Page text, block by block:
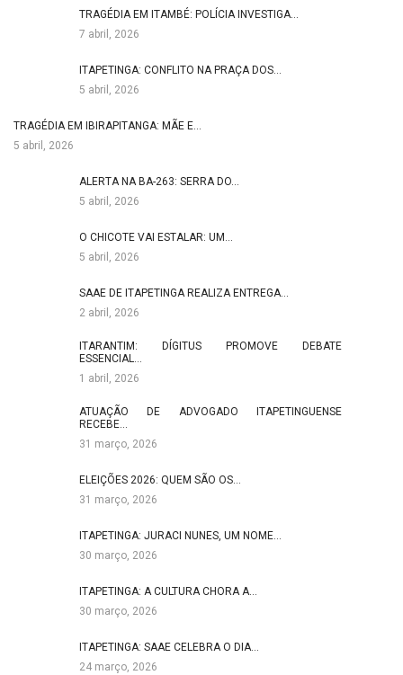
TRAGÉDIA EM ITAMBÉ: POLÍCIA INVESTIGA…
7 abril, 2026
ITAPETINGA: CONFLITO NA PRAÇA DOS…
5 abril, 2026
TRAGÉDIA EM IBIRAPITANGA: MÃE E…
5 abril, 2026
ALERTA NA BA-263: SERRA DO…
5 abril, 2026
O CHICOTE VAI ESTALAR: UM…
5 abril, 2026
SAAE DE ITAPETINGA REALIZA ENTREGA…
2 abril, 2026
ITARANTIM: DÍGITUS PROMOVE DEBATE
ESSENCIAL…
1 abril, 2026
ATUAÇÃO DE ADVOGADO ITAPETINGUENSE
RECEBE…
31 março, 2026
ELEIÇÕES 2026: QUEM SÃO OS…
31 março, 2026
ITAPETINGA: JURACI NUNES, UM NOME…
30 março, 2026
ITAPETINGA: A CULTURA CHORA A…
30 março, 2026
ITAPETINGA: SAAE CELEBRA O DIA…
24 março, 2026